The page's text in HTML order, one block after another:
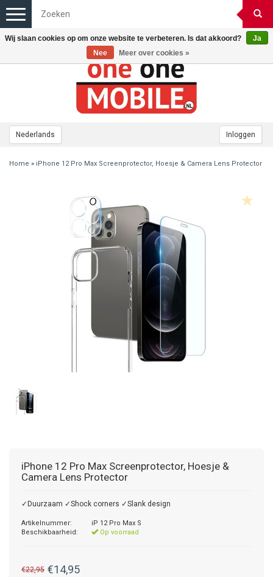
Nederlands Inloggen
Toggle
navigation
Home » iPhone 12 Pro Max Screenprotector, Hoesje & Camera Lens Protector
iPhone 12 Pro Max Screenprotector, Hoesje &
Camera Lens Protector
✓Duurzaam ✓Shock corners ✓Slank design
Artikelnummer:
iP 12 Pro Max S
Beschikbaarheid:
Op voorraad
€22,95 €14,95
Wij slaan cookies op om onze website te verbeteren. Is dat akkoord?
Ja
Nee
Meer over cookies »